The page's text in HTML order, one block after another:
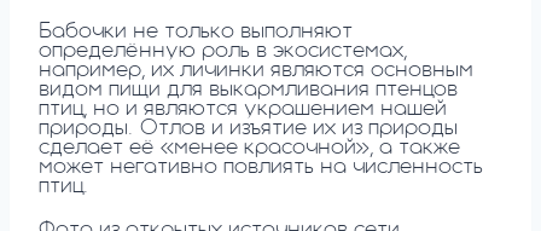
Бабочки не только выполняют
определённую роль в экосистемах,
например, их личинки являются основным
видом пищи для выкармливания птенцов
птиц, но и являются украшением нашей
природы. Отлов и изъятие их из природы
сделает её «менее красочной», а также
может негативно повлиять на численность
птиц.